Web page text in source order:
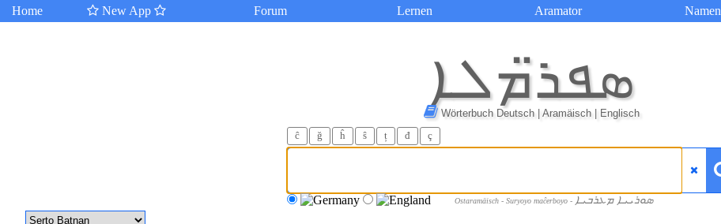
Home New App Forum Lernen Aramator Namen
ܣܦܪ̈ܡܠܐ
Wörterbuch Deutsch | Aramäisch | Englisch
ĉ ğ ĥ ŝ ț đ ç
Ostaramäisch - Suryoyo maĉerboyo - ܣܘܪܝܝܐ ܡܥܪܒܝܐ